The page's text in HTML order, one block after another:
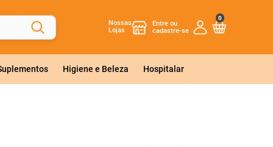
Nossas
Lojas
0
Higiene e Beleza Hospitalar